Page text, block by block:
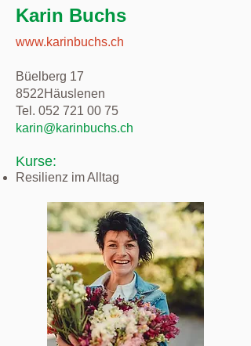
Karin Buchs
www.karinbuchs.ch
Büelberg 17
8522Häuslenen
Tel. 052 721 00 75
karin@karinbuchs.ch
Kurse:
Resilienz im Alltag